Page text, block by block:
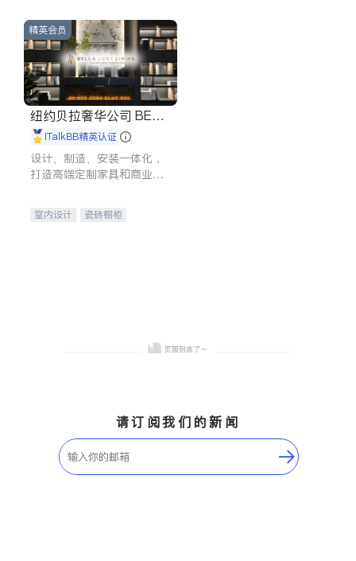
精英会员
纽约贝拉奢华公司 BELL
A LUXE
iTalkBB精英认证
设计、制造、安装一体化，
打造高端定制家具和商业空
室内设计
瓷砖橱柜
请订阅我们的新闻